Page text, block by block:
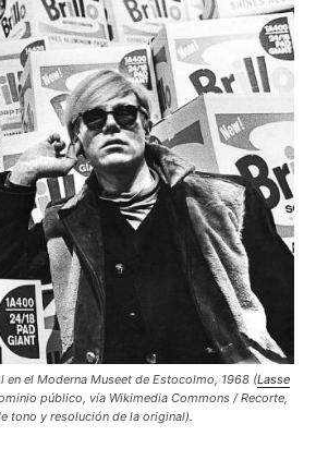
en el Moderna Museet de Estocolmo, 1968 (Lasse
público, vía Wikimedia Commons / Recorte,
tono y resolución de la original).